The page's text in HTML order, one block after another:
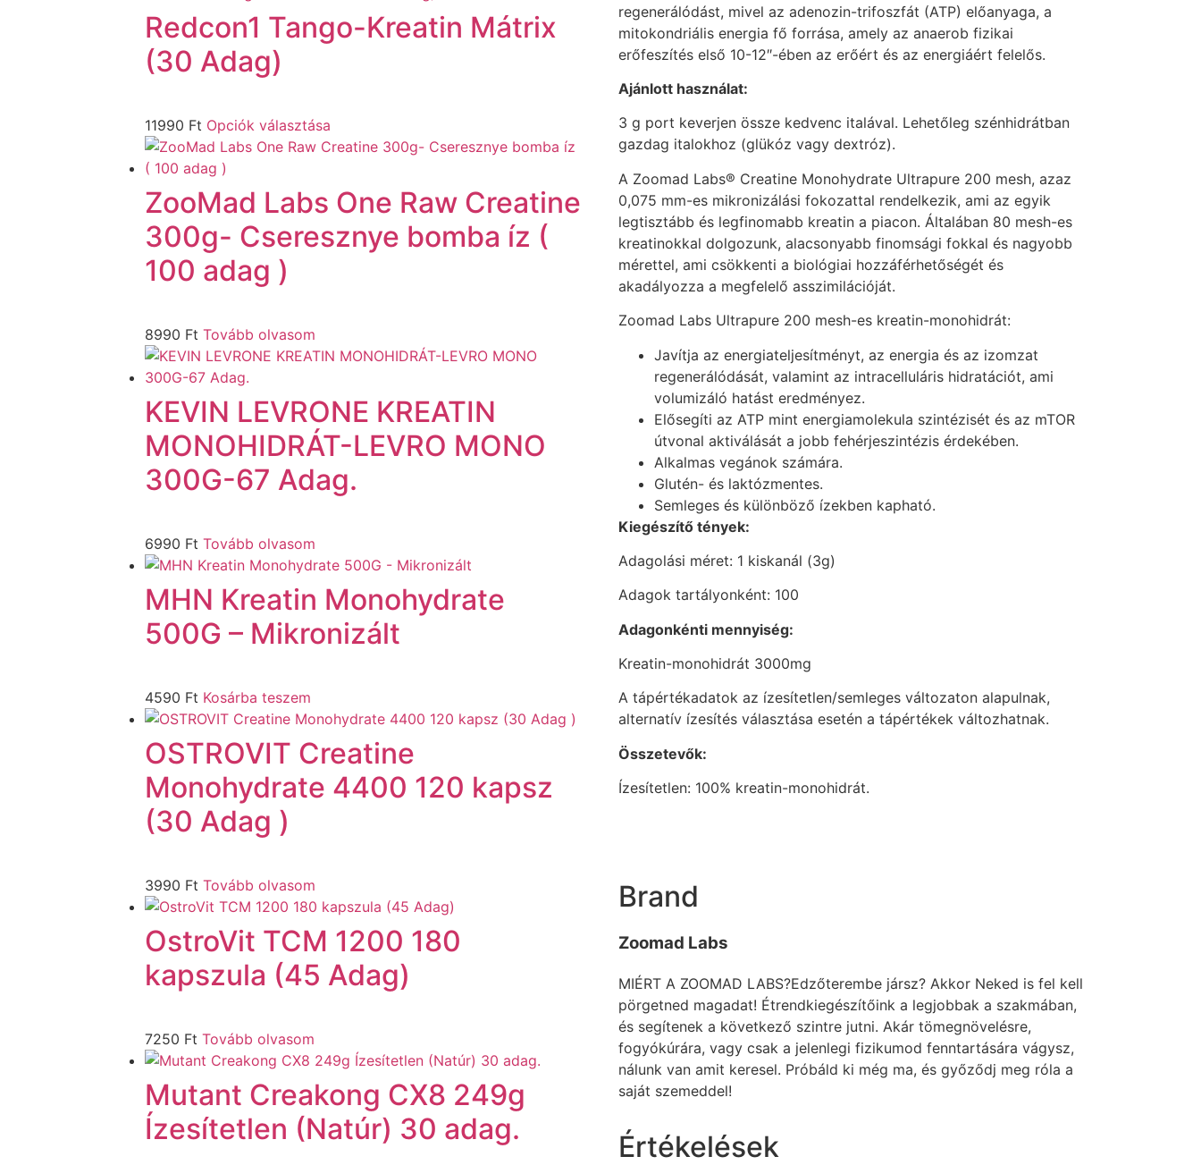
Redcon1 Tango-Kreatin Mátrix
(30 Adag)
11990 Ft Opciók választása
ZooMad Labs One Raw Creatine
300g- Cseresznye bomba íz (
100 adag )
8990 Ft Tovább olvasom
KEVIN LEVRONE KREATIN
MONOHIDRÁT-LEVRO MONO
300G-67 Adag.
6990 Ft Tovább olvasom
MHN Kreatin Monohydrate
500G – Mikronizált
4590 Ft Kosárba teszem
OSTROVIT Creatine
Monohydrate 4400 120 kapsz
(30 Adag )
3990 Ft Tovább olvasom
OstroVit TCM 1200 180
kapszula (45 Adag)
7250 Ft Tovább olvasom
Mutant Creakong CX8 249g
Ízesítetlen (Natúr) 30 adag.
regenerálódást, mivel az adenozin-trifoszfát (ATP) előanyaga, a
mitokondriális energia fő forrása, amely az anaerob fizikai
erőfeszítés első 10-12″-ében az erőért és az energiáért felelős.
Ajánlott használat:
3 g port keverjen össze kedvenc italával. Lehetőleg szénhidrátban
gazdag italokhoz (glükóz vagy dextróz).
A Zoomad Labs® Creatine Monohydrate Ultrapure 200 mesh, azaz
0,075 mm-es mikronizálási fokozattal rendelkezik, ami az egyik
legtisztább és legfinomabb kreatin a piacon. Általában 80 mesh-es
kreatinokkal dolgozunk, alacsonyabb finomsági fokkal és nagyobb
mérettel, ami csökkenti a biológiai hozzáférhetőségét és
akadályozza a megfelelő asszimilációját.
Zoomad Labs Ultrapure 200 mesh-es kreatin-monohidrát:
Javítja az energiateljesítményt, az energia és az izomzat
regenerálódását, valamint az intracelluláris hidratációt, ami
volumizáló hatást eredményez.
Elősegíti az ATP mint energiamolekula szintézisét és az mTOR
útvonal aktiválását a jobb fehérjeszintézis érdekében.
Alkalmas vegánok számára.
Glutén- és laktózmentes.
Semleges és különböző ízekben kapható.
Kiegészítő tények:
Adagolási méret: 1 kiskanál (3g)
Adagok tartályonként: 100
Adagonkénti mennyiség:
Kreatin-monohidrát 3000mg
A tápértékadatok az ízesítetlen/semleges változaton alapulnak,
alternatív ízesítés választása esetén a tápértékek változhatnak.
Összetevők:
Ízesítetlen: 100% kreatin-monohidrát.
Brand
Zoomad Labs
MIÉRT A ZOOMAD LABS?Edzőterembe jársz? Akkor Neked is fel kell
pörgetned magadat! Étrendkiegészítőink a legjobbak a szakmában,
és segítenek a következő szintre jutni. Akár tömegnövelésre,
fogyókúrára, vagy csak a jelenlegi fizikumod fenntartására vágysz,
nálunk van amit keresel. Próbáld ki még ma, és győződj meg róla a
saját szemeddel!
Értékelések